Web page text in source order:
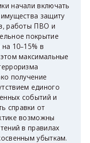
начали включать
защиту
работы ПВО и
покрытие
10–15% в
максимальные
получение
единого
событий и
справки от
возможны
в правилах
убыткам.